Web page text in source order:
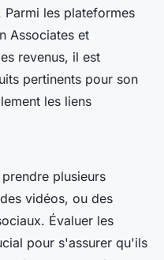
les plateformes
Associates et
revenus, il est
pertinents pour son
les liens
plusieurs
vidéos, ou des
Évaluer les
pour s'assurer qu'ils